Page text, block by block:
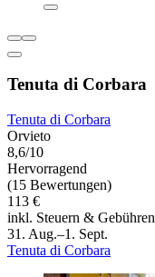
Tenuta di Corbara
Tenuta di Corbara
Orvieto
8,6/10
Hervorragend
(15 Bewertungen)
113 €
inkl. Steuern & Gebühren
31. Aug.–1. Sept.
Tenuta di Corbara